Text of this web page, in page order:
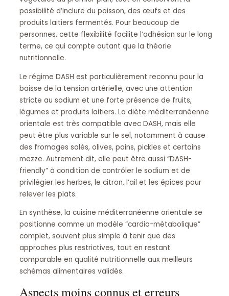
possibilité d’inclure du poisson, des œufs et des
produits laitiers fermentés. Pour beaucoup de
personnes, cette flexibilité facilite l’adhésion sur le long
terme, ce qui compte autant que la théorie
nutritionnelle.
Le régime DASH est particulièrement reconnu pour la
baisse de la tension artérielle, avec une attention
stricte au sodium et une forte présence de fruits,
légumes et produits laitiers. La diète méditerranéenne
orientale est très compatible avec DASH, mais elle
peut être plus variable sur le sel, notamment à cause
des fromages salés, olives, pains, pickles et certains
mezze. Autrement dit, elle peut être aussi “DASH-
friendly” à condition de contrôler le sodium et de
privilégier les herbes, le citron, l’ail et les épices pour
relever les plats.
En synthèse, la cuisine méditerranéenne orientale se
positionne comme un modèle “cardio-métabolique”
complet, souvent plus simple à tenir que des
approches plus restrictives, tout en restant
comparable en qualité nutritionnelle aux meilleurs
schémas alimentaires validés.
Aspects moins connus et erreurs